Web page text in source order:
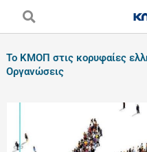
Το ΚΜΟΠ στις κορυφαίες
Οργανώσεις